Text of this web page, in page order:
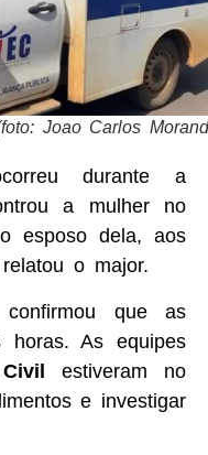
Joao Carlos
durante a
a mulher no
esposo dela, aos
o major.
confirmou que as
horas. As equipes
estiveram no
e investigar